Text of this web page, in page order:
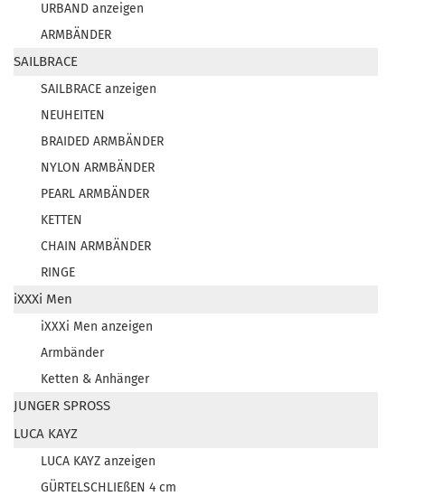
URBAND anzeigen
ARMBÄNDER
SAILBRACE
SAILBRACE anzeigen
NEUHEITEN
BRAIDED ARMBÄNDER
NYLON ARMBÄNDER
PEARL ARMBÄNDER
KETTEN
CHAIN ARMBÄNDER
RINGE
iXXXi Men
iXXXi Men anzeigen
Armbänder
Ketten & Anhänger
JUNGER SPROSS
LUCA KAYZ
LUCA KAYZ anzeigen
GÜRTELSCHLIEßEN 4 cm